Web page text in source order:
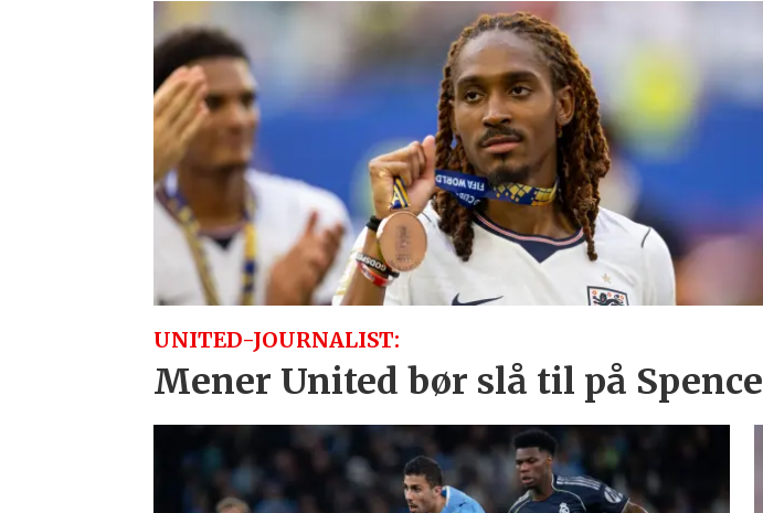
UNITED-JOURNALIST:
Mener United bør slå til på Spence